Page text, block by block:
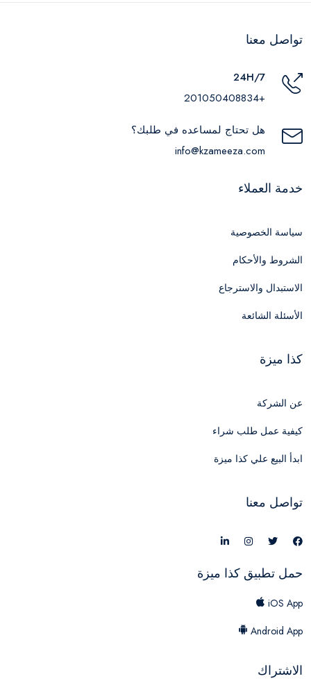
تواصل معنا
24H/7
+201050408834
هل تحتاج لمساعده في طلبك؟
info@kzameeza.com
خدمة العملاء
سياسة الخصوصية
الشروط والأحكام
الاستبدال والاسترجاع
الأسئلة الشائعة
كذا ميزة
عن الشركة
كيفية عمل طلب شراء
ابدأ البيع علي كذا ميزة
تواصل معنا
حمل تطبيق كذا ميزة
iOS App
Android App
الاشتراك